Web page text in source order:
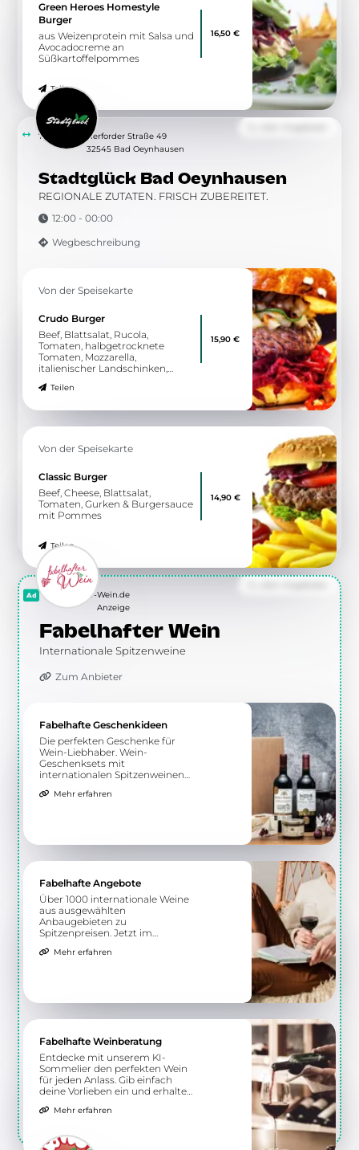
Green Heroes Homestyle
Burger
aus Weizenprotein mit Salsa und
Avocadocreme an
Süßkartoffelpommes
Teilen
16,50 €
Stadtglück Bad Oeynhausen
REGIONALE ZUTATEN. FRISCH ZUBEREITET.
12:00 - 00:00
Wegbeschreibung
7.51 km
Herforder Straße 49
32545 Bad Oeynhausen
Von der Speisekarte
Crudo Burger
Beef, Blattsalat, Rucola,
Tomaten, halbgetrocknete
Tomaten, Mozzarella,
italienischer Landschinken,
mit Pommes
Teilen
15,90 €
Von der Speisekarte
Classic Burger
Beef, Cheese, Blattsalat,
Tomaten, Gurken & Burgersauce
mit Pommes
Teilen
14,90 €
Fabelhafter Wein
Internationale Spitzenweine
Zum Anbieter
Fabelhafter-Wein.de
Anzeige
Fabelhafte Geschenkideen
Die perfekten Geschenke für
Wein-Liebhaber. Wein-
Geschenksets mit
internationalen Spitzenweinen
Jetzt verschenken!
Mehr erfahren
Fabelhafte Angebote
Über 1000 internationale Weine
aus ausgewählten
Anbaugebieten zu
Spitzenpreisen. Jetzt im
Mehr erfahren
Fabelhafte Weinberatung
Entdecke mit unserem KI-
Sommelier den perfekten Wein
für jeden Anlass. Gib einfach
deine Vorlieben ein und erhalte
Mehr erfahren